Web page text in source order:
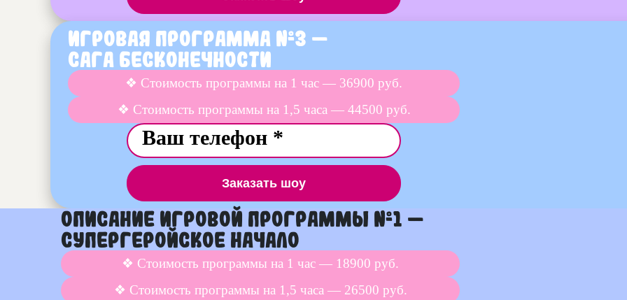
Игровая программа №3 —
Сага бесконечности
❖ Стоимость программы на 1 час — 36900 руб.
❖ Стоимость программы на 1,5 часа — 44500 руб.
Заказать шоу
Описание Игровой программы №1 —
Супергеройское начало
❖ Стоимость программы на 1 час — 18900 руб.
❖ Стоимость программы на 1,5 часа — 26500 руб.